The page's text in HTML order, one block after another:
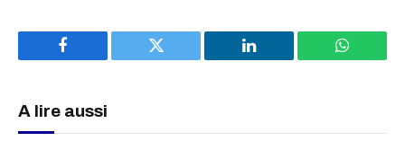
Facebook Twitter LinkedIn
A lire aussi